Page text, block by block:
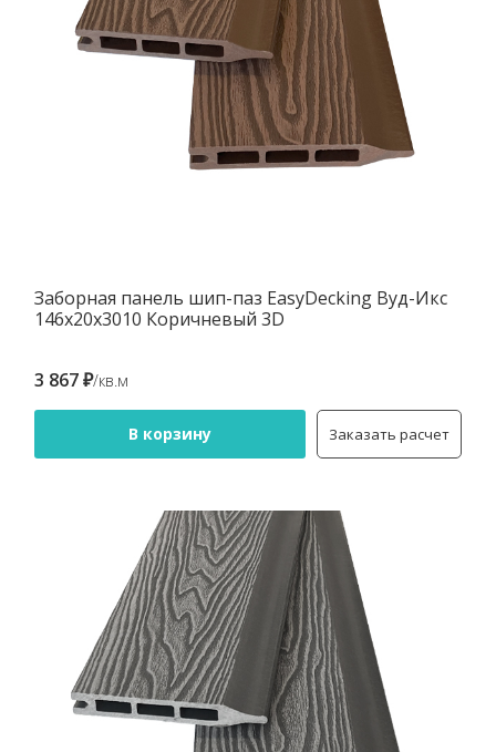
Заборная панель шип-паз EasyDecking Вуд-Икс
146х20х3010 Коричневый 3D
3 867 ₽/кв.м
В корзину Заказать расчет